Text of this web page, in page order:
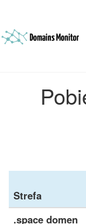
Strefa
.space domen